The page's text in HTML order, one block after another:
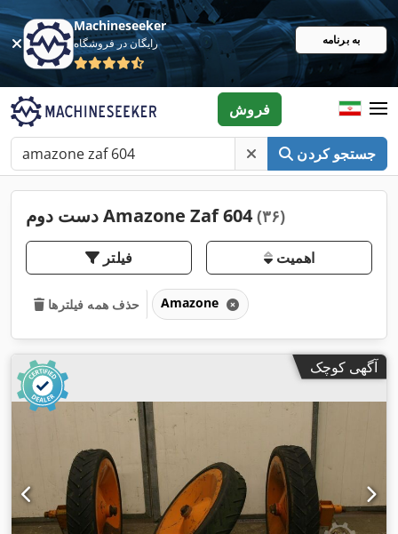
Machineseeker
رایگان در فروشگاه به برنامه
جستجو کردن
فروش
دست دوم Amazone Zaf 604 (۳۶)
فیلتر اهمیت
حذف همه فیلترها Amazone
آگهی کوچک